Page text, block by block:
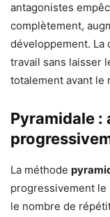
antagonistes
complètement,
développement. La
travail sans laisser
totalement avant le
Pyramidale :
La méthode
progressivement
le nombre de